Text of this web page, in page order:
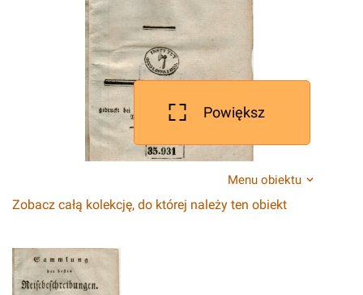
Powiększ
Menu obiektu
Zobacz całą kolekcję, do której należy ten obiekt